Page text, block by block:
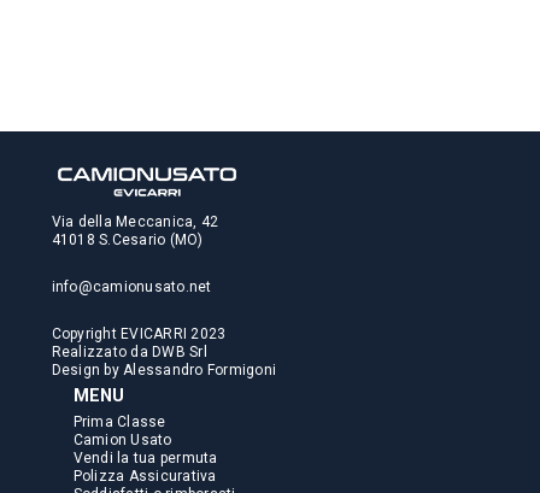
Via della Meccanica, 42
41018 S.Cesario (MO)
info@camionusato.net
Copyright EVICARRI 2023
Realizzato daDWB Srl
Design by Alessandro Formigoni
MENU
Prima Classe
Camion Usato
Vendi la tua permuta
Polizza Assicurativa